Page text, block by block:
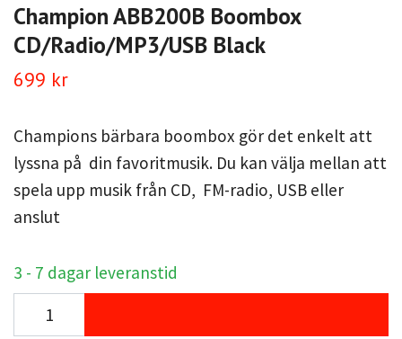
Champion ABB200B Boombox
CD/Radio/MP3/USB Black
699 kr
Champions bärbara boombox gör det enkelt att
lyssna på din favoritmusik. Du kan välja mellan att
spela upp musik från CD, FM-radio, USB eller
anslut
3 - 7 dagar leveranstid